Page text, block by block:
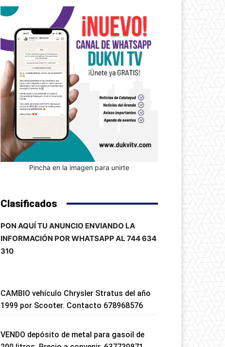
Pincha en la imagen para unirte
Clasificados
PON AQUÍ TU ANUNCIO ENVIANDO LA
INFORMACIÓN POR WHATSAPP AL 744 634
310
CAMBIO vehículo Chrysler Stratus del año
1999 por Scooter. Contacto 678968576
VENDO depósito de metal para gasoil de